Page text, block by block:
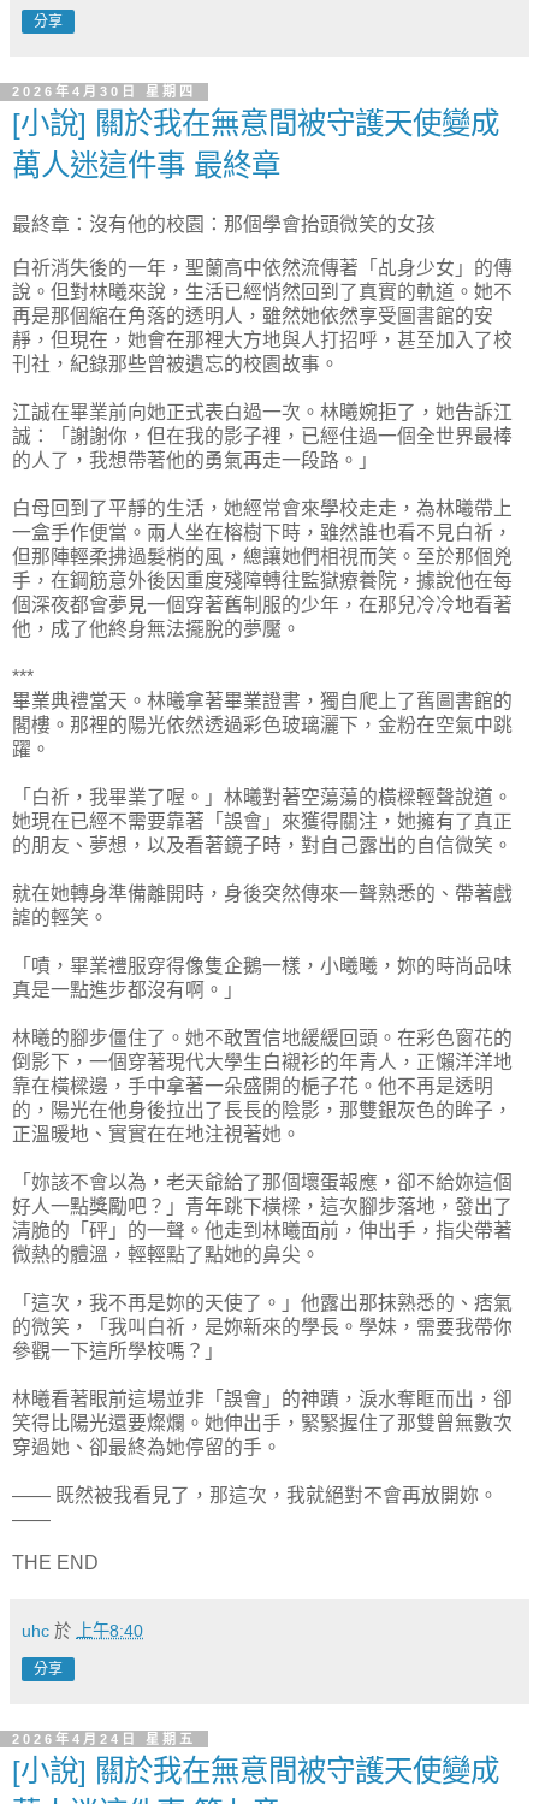
分享
2026年4月30日 星期四
[小說] 關於我在無意間被守護天使變成
萬人迷這件事 最終章
最終章：沒有他的校園：那個學會抬頭微笑的女孩
白祈消失後的一年，聖蘭高中依然流傳著「乩身少女」的傳
說。但對林曦來說，生活已經悄然回到了真實的軌道。她不
再是那個縮在角落的透明人，雖然她依然享受圖書館的安
靜，但現在，她會在那裡大方地與人打招呼，甚至加入了校
刊社，紀錄那些曾被遺忘的校園故事。
江誠在畢業前向她正式表白過一次。林曦婉拒了，她告訴江
誠：「謝謝你，但在我的影子裡，已經住過一個全世界最棒
的人了，我想帶著他的勇氣再走一段路。」
白母回到了平靜的生活，她經常會來學校走走，為林曦帶上
一盒手作便當。兩人坐在榕樹下時，雖然誰也看不見白祈，
但那陣輕柔拂過髮梢的風，總讓她們相視而笑。至於那個兇
手，在鋼筋意外後因重度殘障轉往監獄療養院，據說他在每
個深夜都會夢見一個穿著舊制服的少年，在那兒冷冷地看著
他，成了他終身無法擺脫的夢魘。
***
畢業典禮當天。林曦拿著畢業證書，獨自爬上了舊圖書館的
閣樓。那裡的陽光依然透過彩色玻璃灑下，金粉在空氣中跳
躍。
「白祈，我畢業了喔。」林曦對著空蕩蕩的橫樑輕聲說道。
她現在已經不需要靠著「誤會」來獲得關注，她擁有了真正
的朋友、夢想，以及看著鏡子時，對自己露出的自信微笑。
就在她轉身準備離開時，身後突然傳來一聲熟悉的、帶著戲
謔的輕笑。
「嘖，畢業禮服穿得像隻企鵝一樣，小曦曦，妳的時尚品味
真是一點進步都沒有啊。」
林曦的腳步僵住了。她不敢置信地緩緩回頭。在彩色窗花的
倒影下，一個穿著現代大學生白襯衫的年青人，正懶洋洋地
靠在橫樑邊，手中拿著一朵盛開的梔子花。他不再是透明
的，陽光在他身後拉出了長長的陰影，那雙銀灰色的眸子，
正溫暖地、實實在在地注視著她。
「妳該不會以為，老天爺給了那個壞蛋報應，卻不給妳這個
好人一點獎勵吧？」青年跳下橫樑，這次腳步落地，發出了
清脆的「砰」的一聲。他走到林曦面前，伸出手，指尖帶著
微熱的體溫，輕輕點了點她的鼻尖。
「這次，我不再是妳的天使了。」他露出那抹熟悉的、痞氣
的微笑，「我叫白祈，是妳新來的學長。學妹，需要我帶你
參觀一下這所學校嗎？」
林曦看著眼前這場並非「誤會」的神蹟，淚水奪眶而出，卻
笑得比陽光還要燦爛。她伸出手，緊緊握住了那雙曾無數次
穿過她、卻最終為她停留的手。
—— 既然被我看見了，那這次，我就絕對不會再放開妳。
——
THE END
uhc 於 上午8:40
分享
2026年4月24日 星期五
[小說] 關於我在無意間被守護天使變成